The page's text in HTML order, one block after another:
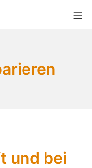
e.V.
und bei